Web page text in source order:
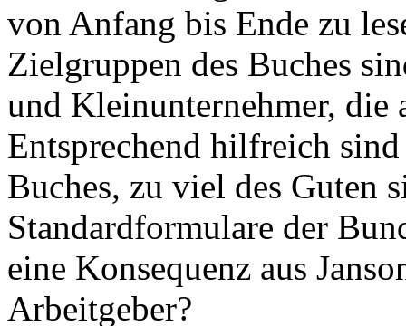
von Anfang bis Ende zu
Zielgruppen des Buches
und Kleinunternehmer, die
Entsprechend hilfreich
Buches, zu viel des
Standardformulare der
eine Konsequenz aus
Arbeitgeber?